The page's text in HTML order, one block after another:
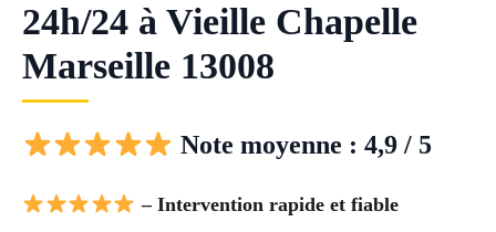
24h/24 à Vieille Chapelle
Marseille 13008
Note moyenne : 4,9 / 5
– Intervention rapide et fiable